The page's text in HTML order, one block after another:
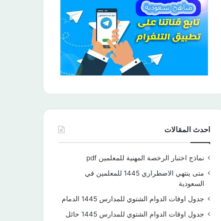
احدث المقالات
نماذج اختبار الرخصة المهنية للمعلمين pdf
متى ينتهي الاضطراري 1445 للمعلمين في
السعودية
جدول اوقات الدوام الشتوي للمدارس 1445 الدمام
جدول اوقات الدوام الشتوي للمدارس 1445 حائل